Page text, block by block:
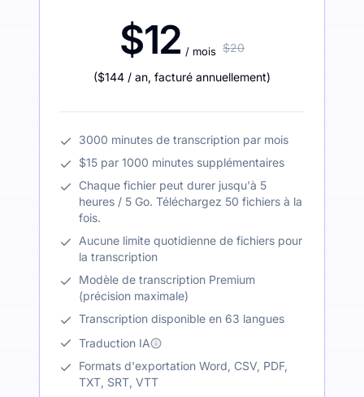
$12 / mois $20
($144 / an, facturé annuellement)
3000 minutes de transcription par mois
$15 par 1000 minutes supplémentaires
Chaque fichier peut durer jusqu'à 5
heures / 5 Go. Téléchargez 50 fichiers à la
fois.
Aucune limite quotidienne de fichiers pour
la transcription
Modèle de transcription Premium
(précision maximale)
Transcription disponible en 63 langues
Traduction IA
Formats d'exportation Word, CSV, PDF,
TXT, SRT, VTT